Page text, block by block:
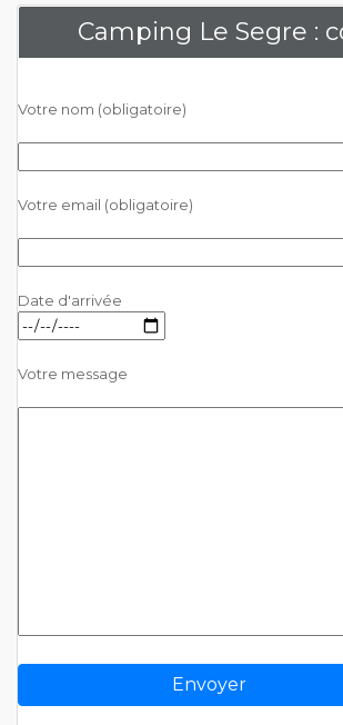
Camping Le Segre :
Votre nom (obligatoire)
Votre email (obligatoire)
Date d'arrivée
Votre message